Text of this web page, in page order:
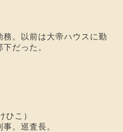
。以前は大帝ハウスに勤
だった。
ひこ）
。巡査長。